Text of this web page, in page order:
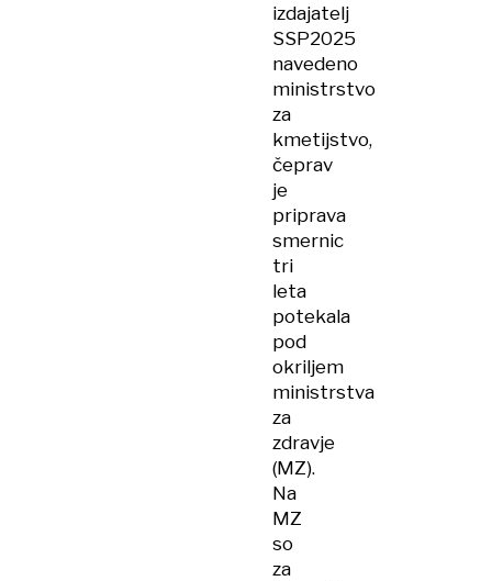
izdajatelj
SSP2025
navedeno
ministrstvo
za
kmetijstvo,
čeprav
je
priprava
smernic
tri
leta
potekala
pod
okriljem
ministrstva
za
zdravje
(MZ).
Na
MZ
so
za